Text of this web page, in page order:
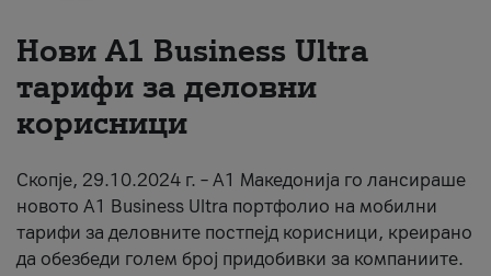
За нас
#ПодобарОнлајн
Нови А1 Business Ultra
тарифи за деловни
корисници
Скопје, 29.10.2024 г. – А1 Македонија го лансираше
новото А1 Business Ultra портфолио на мобилни
тарифи за деловните постпејд корисници, креирано
да обезбеди голем број придобивки за компаниите.